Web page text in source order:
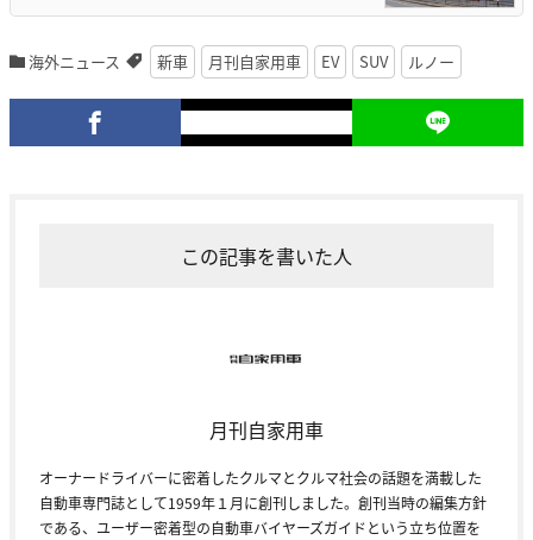
海外ニュース 新車 月刊自家用車 EV SUV ルノー
この記事を書いた人
月刊自家用車
オーナードライバーに密着したクルマとクルマ社会の話題を満載した
自動車専門誌として1959年１月に創刊しました。創刊当時の編集方針
である、ユーザー密着型の自動車バイヤーズガイドという立ち位置を